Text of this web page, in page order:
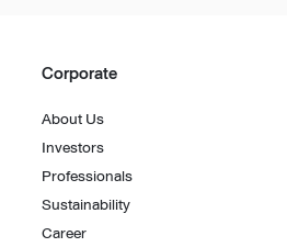
Corporate
About Us
Investors
Professionals
Sustainability
Career